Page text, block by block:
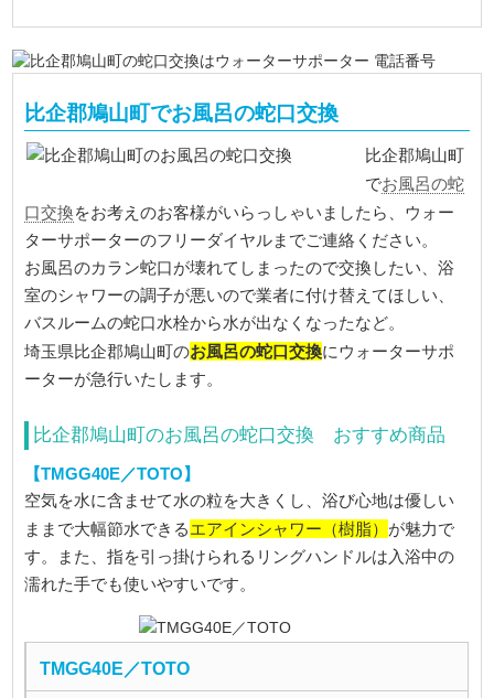
比企郡鳩山町でお風呂の蛇口交換
比企郡鳩山町
でお風呂の蛇
口交換をお考えのお客様がいらっしゃいましたら、ウォー
ターサポーターのフリーダイヤルまでご連絡ください。
お風呂のカラン蛇口が壊れてしまったので交換したい、浴
室のシャワーの調子が悪いので業者に付け替えてほしい、
バスルームの蛇口水栓から水が出なくなったなど。
埼玉県比企郡鳩山町のお風呂の蛇口交換にウォーターサポ
ーターが急行いたします。
比企郡鳩山町のお風呂の蛇口交換 おすすめ商品
【TMGG40E／TOTO】
空気を水に含ませて水の粒を大きくし、浴び心地は優しい
ままで大幅節水できるエアインシャワー（樹脂） が魅力で
す。また、指を引っ掛けられるリングハンドルは入浴中の
濡れた手でも使いやすいです。
TMGG40E／TOTO